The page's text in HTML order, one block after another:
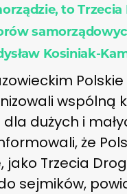
to Trzecia
Kosiniak-
wspólną
dużych i
że
jako Trzecia
sejmików,